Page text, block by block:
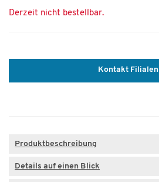
Derzeit nicht bestellbar.
Kontakt Filialen
Produktbeschreibung
Details auf einen Blick